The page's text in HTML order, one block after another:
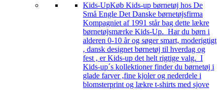
Kids-UpKøb Kids-up børnetøj hos De
Små Engle Det Danske børnetøjsfirma
Kompagniet af 1991 står bag dette lækre
børnetøjsmærke Kids-Up. Har du børn i
alderen 0-10 år og søger smart, moderigtigt
, dansk designet børnetøj til hverdag og
fest , er Kids-up det helt rigtige valg. I
Kids-up´s kollektioner finder du børnetøj i
glade farver ,fine kjoler og nederdele i
blomsterprint og lækre t-shirts med sjove